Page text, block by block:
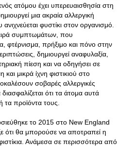
ατόμου έχει υπερευαισθησία στη
μια ακραία αλλεργική
φυστίκι στον οργανισμό.
συμπτωμάτων, που
φτέρνισμα, πρήξιμο και πόνο στην
δημιουργεί αναφυλαξία,
πίεση και να οδηγήσει σε
μικρά ίχνη φιστικιού στο
σοβαρές αλλεργικές
ότι τα άτομα αυτά
τα προϊόντα τους.
το 2015 στο New England
ότι θα μπορούσε να αποτραπεί η
Ανάμεσα σε περισσότερα από